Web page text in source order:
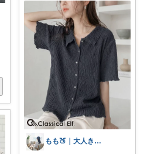
もも🍑｜大人きれいめファッション